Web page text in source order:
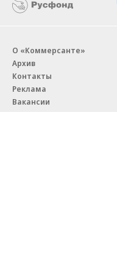
О «Коммерсанте»
Архив
Контакты
Реклама
Вакансии